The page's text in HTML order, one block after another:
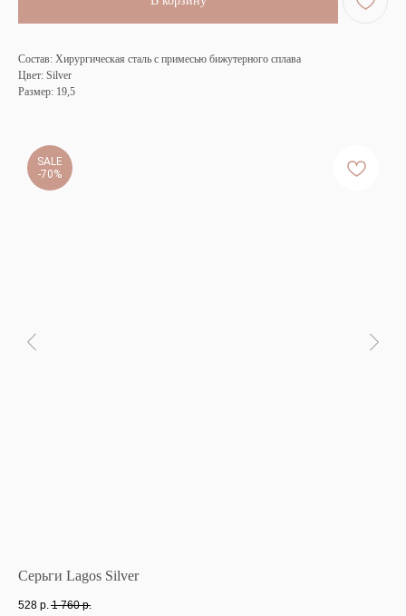
Состав: Хирургическая сталь с примесью бижутерного сплава
Цвет: Silver
Размер: 19,5
SALE
-70%
Серьги Lagos Silver
528 р. 1 760 р.